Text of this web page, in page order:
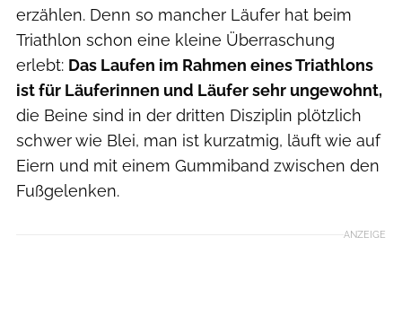
erzählen. Denn so mancher Läufer hat beim
Triathlon schon eine kleine Überraschung
erlebt: Das Laufen im Rahmen eines Triathlons
ist für Läuferinnen und Läufer sehr ungewohnt,
die Beine sind in der dritten Disziplin plötzlich
schwer wie Blei, man ist kurzatmig, läuft wie auf
Eiern und mit einem Gummiband zwischen den
Fußgelenken.
ANZEIGE